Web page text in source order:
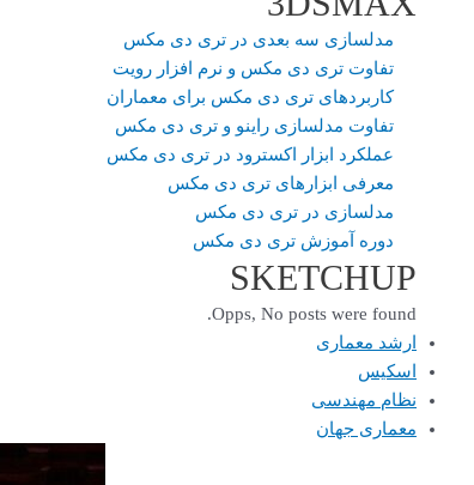
مدلسازی سه بعدی در تری دی مکس
تفاوت تری دی مکس و نرم افزار رویت
کاربردهای تری دی مکس برای معماران
تفاوت مدلسازی راینو و تری دی مکس
عملکرد ابزار اکسترود در تری دی مکس
معرفی ابزارهای تری دی مکس
مدلسازی در تری دی مکس
دوره آموزش تری دی مکس
SKETCHUP
Opps, No posts were found.
ارشد معماری
اسکیس
نظام مهندسی
معماری جهان